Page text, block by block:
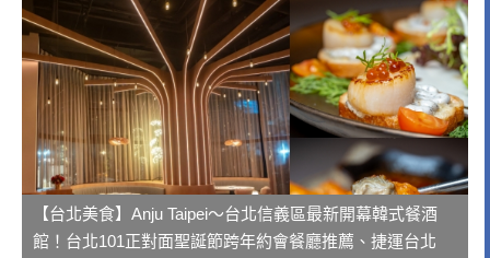
【台北美食】Anju Taipei～台北信義區最新開幕韓式餐酒
館！台北101正對面聖誕節跨年約會餐廳推薦、捷運台北